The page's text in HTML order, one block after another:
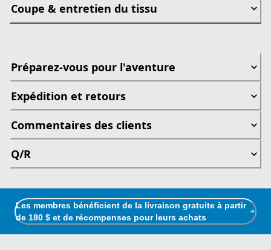
Coupe & entretien du tissu
Préparez-vous pour l'aventure
Expédition et retours
Commentaires des clients
Q/R
Les membres bénéficient de la livraison gratuite à partir
de 180 $ et de récompenses pour leurs achats